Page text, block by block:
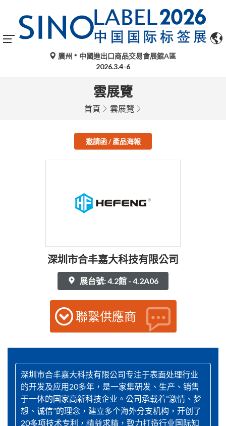
廣州
中國進出口商品交易會展館A區
2026.3.4-6
雲展覽
首頁 雲展覽
邀請函 / 產品海報
深圳市合丰嘉大科技有限公司
展台號: 4.2館 - 4.2A06
聯繫供應商
深圳市合丰嘉大科技有限公司专注于表面处理行业
的开发及应用20多年，是一家集研发、生产、销售
于一体的国家高新科技企业。公司承载着“激情、梦
想、诚信”的理念，建立多个海外分支机构，开创了
20多项技术专利，精益求精，致力打造行业国际知